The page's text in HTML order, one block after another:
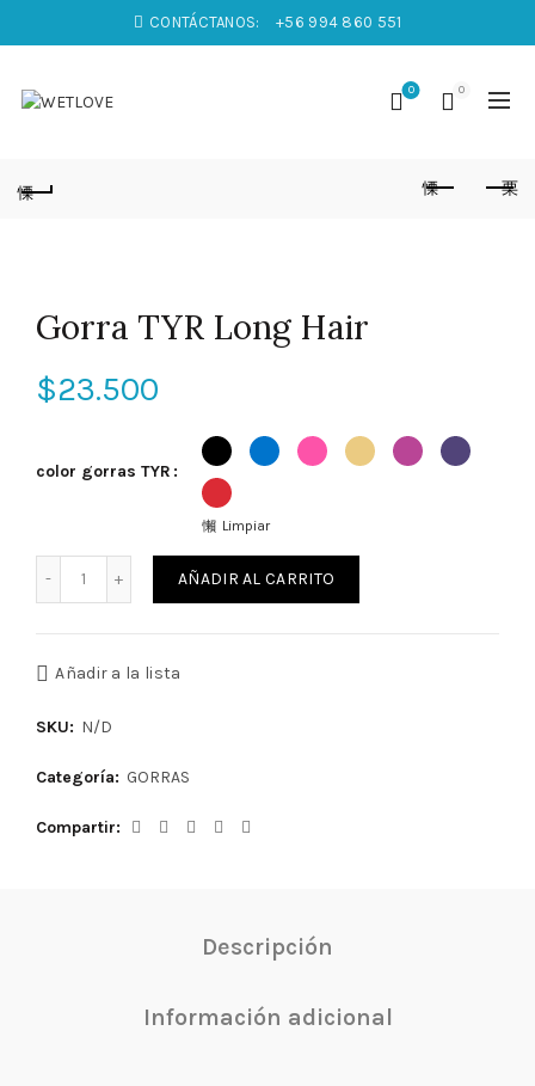
CONTÁCTANOS: +56 994 860 551
0 0
Gorra TYR Long Hair
$23.500
color gorras TYR
Limpiar
Gorra TYR Long Hair cantidad
AÑADIR AL CARRITO
Añadir a la lista
SKU: N/D
Categoría: GORRAS
Compartir
Descripción
Información adicional